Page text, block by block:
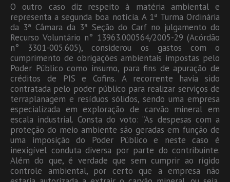
O outro caso diz respeito à matéria ambiental e
representa a segunda boa notícia. A 1ª Turma Ordinária
da 3ª Câmara da 3ª Seção do Carf no julgamento do
Recurso Voluntário n° 13963.000564/2005-29 (Acórdão
n° 3301-005.605), considerou os gastos com o
cumprimento de obrigações ambientais impostas pelo
Poder Público como insumo, para fins de apuração de
créditos de PIS e Cofins. A recorrente havia sido
contratada pelo poder público para realizar serviços de
terraplanagem e resíduos sólidos, sendo uma empresa
especializada em exploração de carvão mineral em
escala industrial. Consta do voto: “As despesas com a
proteção do meio ambiente são geradas em função de
uma imposição do Poder Público e neste caso é
inexigível conduta diversa por parte do contribuinte.
Além do que, é verdade que sem cumprir ao rígido
controle ambiental, por certo que a empresa não